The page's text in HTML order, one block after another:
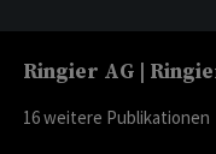
Ringier AG |
16weitere Publikationen